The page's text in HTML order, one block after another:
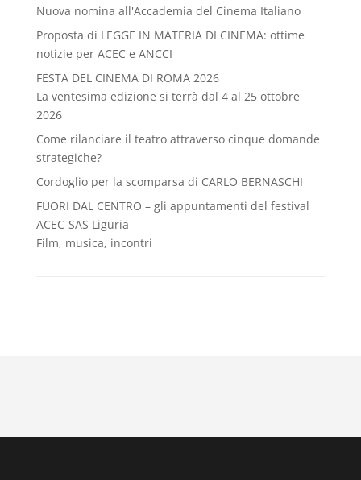
Nuova nomina all'Accademia del Cinema Italiano
Proposta di LEGGE IN MATERIA DI CINEMA: ottime
notizie per ACEC e ANCCI
FESTA DEL CINEMA DI ROMA 2026
La ventesima edizione si terrà dal 4 al 25 ottobre
2026
Come rilanciare il teatro attraverso cinque domande
strategiche?
Cordoglio per la scomparsa di CARLO BERNASCHI
FUORI DAL CENTRO – gli appuntamenti del festival
ACEC-SAS Liguria
Film, musica, incontri